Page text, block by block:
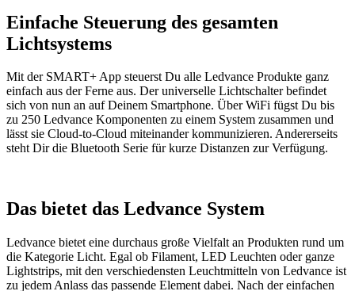
Einfache Steuerung des gesamten
Lichtsystems
Mit der SMART+ App steuerst Du alle Ledvance Produkte ganz
einfach aus der Ferne aus. Der universelle Lichtschalter befindet
sich von nun an auf Deinem Smartphone. Über WiFi fügst Du bis
zu 250 Ledvance Komponenten zu einem System zusammen und
lässt sie Cloud-to-Cloud miteinander kommunizieren. Andererseits
steht Dir die Bluetooth Serie für kurze Distanzen zur Verfügung.
Das bietet das Ledvance System
Ledvance bietet eine durchaus große Vielfalt an Produkten rund um
die Kategorie Licht. Egal ob Filament, LED Leuchten oder ganze
Lightstrips, mit den verschiedensten Leuchtmitteln von Ledvance ist
zu jedem Anlass das passende Element dabei. Nach der einfachen